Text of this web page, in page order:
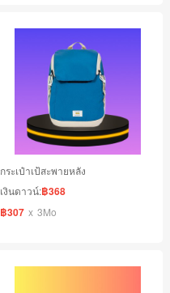
กระเป๋าเป้สะพายหลัง
เงินดาวน์:฿368
฿307 x 3Mo